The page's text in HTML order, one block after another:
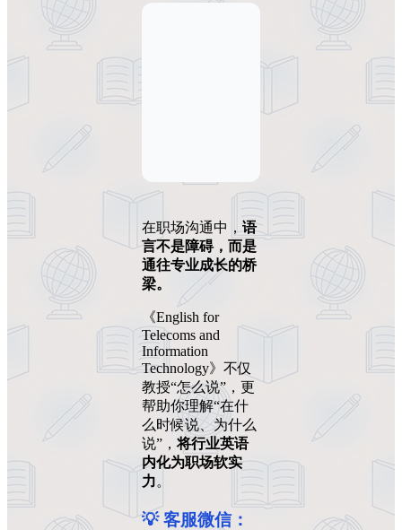
在职场沟通中，语
言不是障碍，而是
通往专业成长的桥
梁。
《English for
Telecoms and
Information
Technology》不仅
教授“怎么说”，更
帮助你理解“在什
么时候说、为什么
说”，将行业英语
内化为职场软实
力。
💡 客服微信：